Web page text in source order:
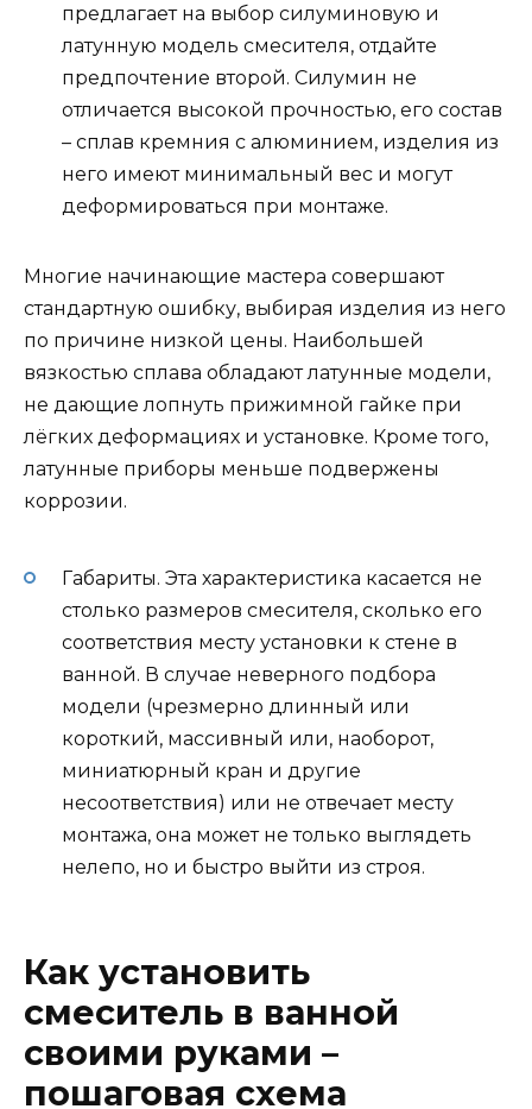
предлагает на выбор силуминовую и
латунную модель смесителя, отдайте
предпочтение второй. Силумин не
отличается высокой прочностью, его состав
– сплав кремния с алюминием, изделия из
него имеют минимальный вес и могут
деформироваться при монтаже.
Многие начинающие мастера совершают
стандартную ошибку, выбирая изделия из него
по причине низкой цены. Наибольшей
вязкостью сплава обладают латунные модели,
не дающие лопнуть прижимной гайке при
лёгких деформациях и установке. Кроме того,
латунные приборы меньше подвержены
коррозии.
Габариты. Эта характеристика касается не
столько размеров смесителя, сколько его
соответствия месту установки к стене в
ванной. В случае неверного подбора
модели (чрезмерно длинный или
короткий, массивный или, наоборот,
миниатюрный кран и другие
несоответствия) или не отвечает месту
монтажа, она может не только выглядеть
нелепо, но и быстро выйти из строя.
Как установить
смеситель в ванной
своими руками –
пошаговая схема